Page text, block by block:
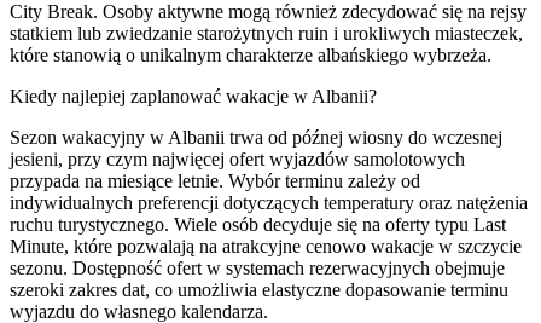
City Break. Osoby aktywne mogą również zdecydować się na rejsy
statkiem lub zwiedzanie starożytnych ruin i urokliwych miasteczek,
które stanowią o unikalnym charakterze albańskiego wybrzeża.
Kiedy najlepiej zaplanować wakacje w Albanii?
Sezon wakacyjny w Albanii trwa od późnej wiosny do wczesnej
jesieni, przy czym najwięcej ofert wyjazdów samolotowych
przypada na miesiące letnie. Wybór terminu zależy od
indywidualnych preferencji dotyczących temperatury oraz natężenia
ruchu turystycznego. Wiele osób decyduje się na oferty typu Last
Minute, które pozwalają na atrakcyjne cenowo wakacje w szczycie
sezonu. Dostępność ofert w systemach rezerwacyjnych obejmuje
szeroki zakres dat, co umożliwia elastyczne dopasowanie terminu
wyjazdu do własnego kalendarza.